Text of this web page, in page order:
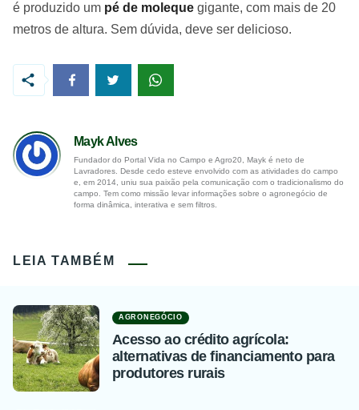
é produzido um pé de moleque gigante, com mais de 20
metros de altura. Sem dúvida, deve ser delicioso.
Mayk Alves
Fundador do Portal Vida no Campo e Agro20, Mayk é neto de
Lavradores. Desde cedo esteve envolvido com as atividades do campo
e, em 2014, uniu sua paixão pela comunicação com o tradicionalismo do
campo. Tem como missão levar informações sobre o agronegócio de
forma dinâmica, interativa e sem filtros.
LEIA TAMBÉM
AGRONEGÓCIO
Acesso ao crédito agrícola:
alternativas de financiamento para
produtores rurais